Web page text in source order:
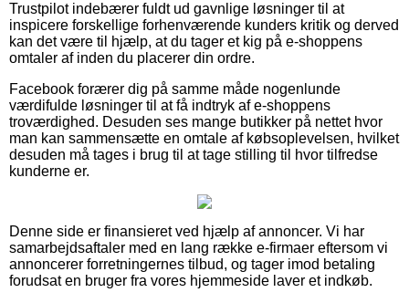
Trustpilot indebærer fuldt ud gavnlige løsninger til at
inspicere forskellige forhenværende kunders kritik og derved
kan det være til hjælp, at du tager et kig på e-shoppens
omtaler af inden du placerer din ordre.
Facebook forærer dig på samme måde nogenlunde
værdifulde løsninger til at få indtryk af e-shoppens
troværdighed. Desuden ses mange butikker på nettet hvor
man kan sammensætte en omtale af købsoplevelsen, hvilket
desuden må tages i brug til at tage stilling til hvor tilfredse
kunderne er.
Denne side er finansieret ved hjælp af annoncer. Vi har
samarbejdsaftaler med en lang række e-firmaer eftersom vi
annoncerer forretningernes tilbud, og tager imod betaling
forudsat en bruger fra vores hjemmeside laver et indkøb.